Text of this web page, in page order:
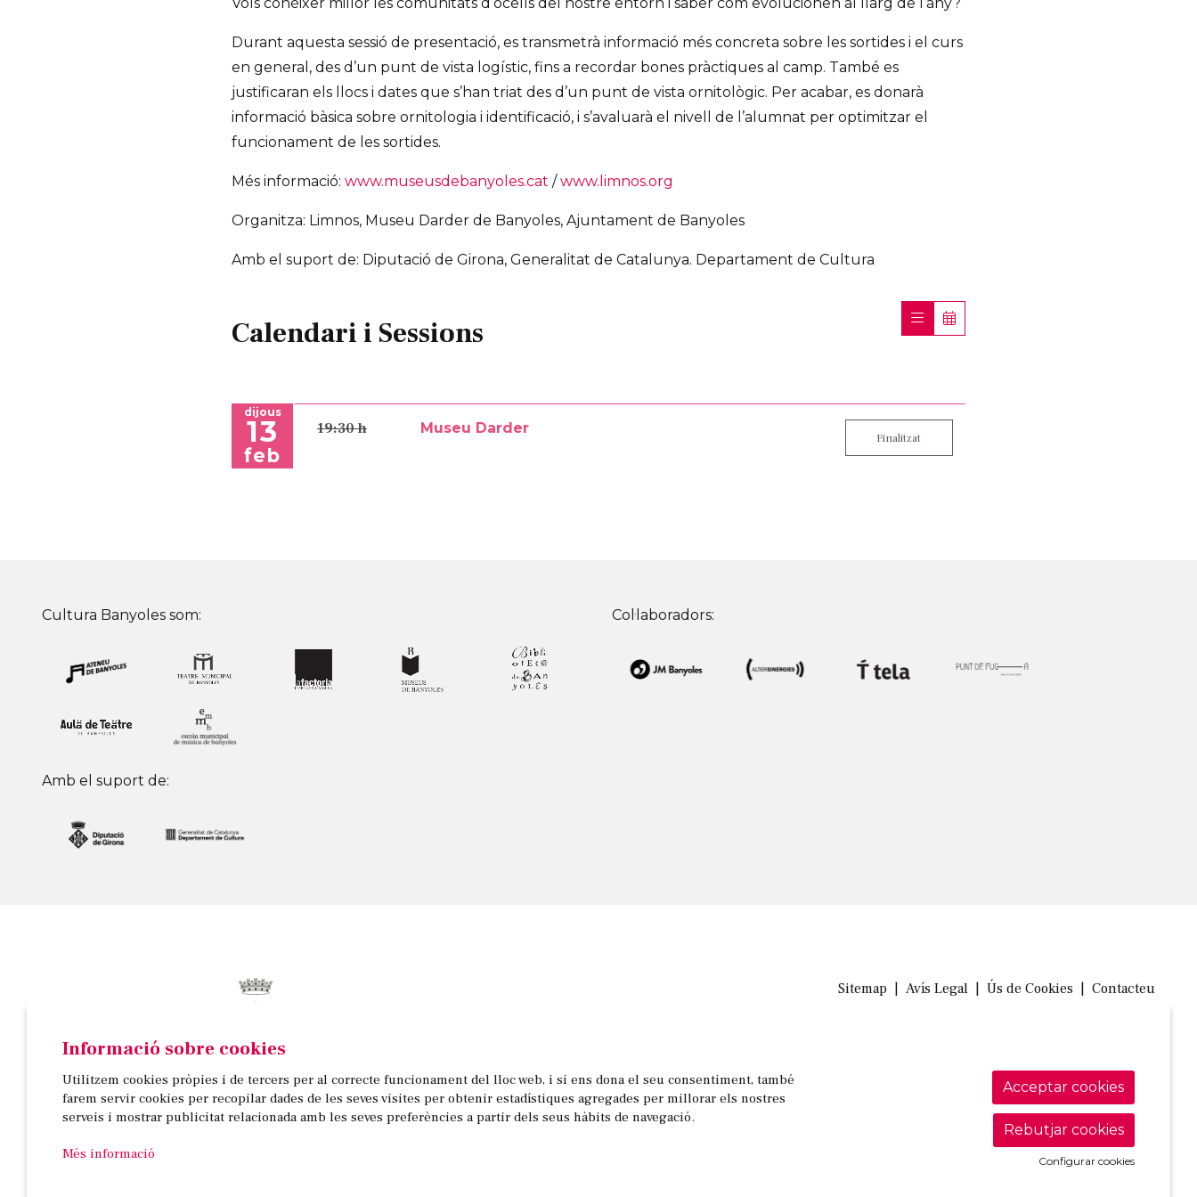
Durant aquesta sessió de presentació, es transmetrà informació més concreta sobre les sortides i el curs
en general, des d’un punt de vista logístic, fins a recordar bones pràctiques al camp. També es
justificaran els llocs i dates que s’han triat des d’un punt de vista ornitològic. Per acabar, es donarà
informació bàsica sobre ornitologia i identificació, i s’avaluarà el nivell de l’alumnat per optimitzar el
funcionament de les sortides.
Més informació:www.museusdebanyoles.cat /www.limnos.org
Organitza: Limnos, Museu Darder de Banyoles, Ajuntament de Banyoles
Amb el suport de: Diputació de Girona, Generalitat de Catalunya. Departament de Cultura
Calendari i Sessions
dijous
13
feb
19:30 h Museu Darder
Finalitzat
Cultura Banyoles som:
Amb el suport de:
Col·laboradors:
Passeig de la Indústria, 25, 3a planta | 17820 Banyoles
972 58 18 48 | 972 57 00 50
Sitemap Avís Legal Ús de Cookies Contacteu
Informació sobre cookies
Utilitzem cookies pròpies i de tercers per al correcte funcionament del lloc web, i si ens dona el seu consentiment, també
farem servir cookies per recopilar dades de les seves visites per obtenir estadístiques agregades per millorar els nostres
serveis i mostrar publicitat relacionada amb les seves preferències a partir dels seus hàbits de navegació.
Més informació
Acceptar cookies
Rebutjar cookies
Configurar cookies